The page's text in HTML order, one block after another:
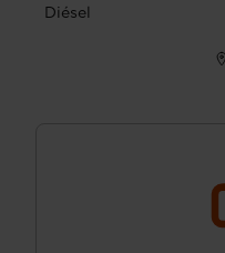
Diésel